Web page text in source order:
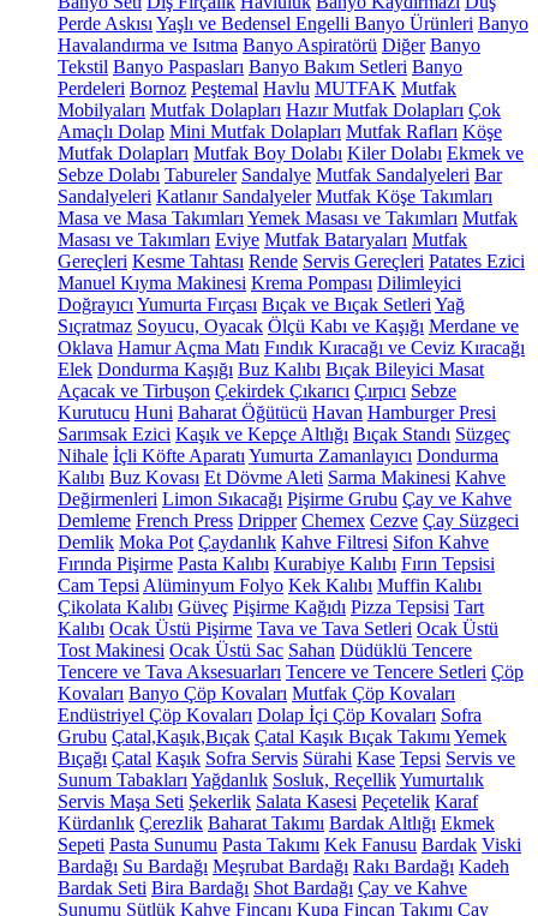
Perde Askısı Yaşlı ve Bedensel Engelli Banyo Ürünleri Banyo
Havalandırma ve Isıtma Banyo Aspiratörü Diğer Banyo
Tekstil Banyo Paspasları Banyo Bakım Setleri Banyo
Perdeleri Bornoz Peştemal Havlu MUTFAK Mutfak
Mobilyaları Mutfak Dolapları Hazır Mutfak Dolapları Çok
Amaçlı Dolap Mini Mutfak Dolapları Mutfak Rafları Köşe
Mutfak Dolapları Mutfak Boy Dolabı Kiler Dolabı Ekmek ve
Sebze Dolabı Tabureler Sandalye Mutfak Sandalyeleri Bar
Sandalyeleri Katlanır Sandalyeler Mutfak Köşe Takımları
Masa ve Masa Takımları Yemek Masası ve Takımları Mutfak
Masası ve Takımları Eviye Mutfak Bataryaları Mutfak
Gereçleri Kesme Tahtası Rende Servis Gereçleri Patates Ezici
Manuel Kıyma Makinesi Krema Pompası Dilimleyici
Doğrayıcı Yumurta Fırçası Bıçak ve Bıçak Setleri Yağ
Sıçratmaz Soyucu, Oyacak Ölçü Kabı ve Kaşığı Merdane ve
Oklava Hamur Açma Matı Fındık Kıracağı ve Ceviz Kıracağı
Elek Dondurma Kaşığı Buz Kalıbı Bıçak Bileyici Masat
Açacak ve Tirbuşon Çekirdek Çıkarıcı Çırpıcı Sebze
Kurutucu Huni Baharat Öğütücü Havan Hamburger Presi
Sarımsak Ezici Kaşık ve Kepçe Altlığı Bıçak Standı Süzgeç
Nihale İçli Köfte Aparatı Yumurta Zamanlayıcı Dondurma
Kalıbı Buz Kovası Et Dövme Aleti Sarma Makinesi Kahve
Değirmenleri Limon Sıkacağı Pişirme Grubu Çay ve Kahve
Demleme French Press Dripper Chemex Cezve Çay Süzgeci
Demlik Moka Pot Çaydanlık Kahve Filtresi Sifon Kahve
Fırında Pişirme Pasta Kalıbı Kurabiye Kalıbı Fırın Tepsisi
Cam Tepsi Alüminyum Folyo Kek Kalıbı Muffin Kalıbı
Çikolata Kalıbı Güveç Pişirme Kağıdı Pizza Tepsisi Tart
Kalıbı Ocak Üstü Pişirme Tava ve Tava Setleri Ocak Üstü
Tost Makinesi Ocak Üstü Sac Sahan Düdüklü Tencere
Tencere ve Tava Aksesuarları Tencere ve Tencere Setleri Çöp
Kovaları Banyo Çöp Kovaları Mutfak Çöp Kovaları
Endüstriyel Çöp Kovaları Dolap İçi Çöp Kovaları Sofra
Grubu Çatal,Kaşık,Bıçak Çatal Kaşık Bıçak Takımı Yemek
Bıçağı Çatal Kaşık Sofra Servis Sürahi Kase Tepsi Servis ve
Sunum Tabakları Yağdanlık Sosluk, ReçellikYumurtalık
Servis Maşa Seti Şekerlik Salata Kasesi Peçetelik Karaf
Kürdanlık Çerezlik Baharat Takımı Bardak Altlığı Ekmek
Sepeti Pasta Sunumu Pasta Takımı Kek Fanusu Bardak Viski
Bardağı Su Bardağı Meşrubat Bardağı Rakı Bardağı Kadeh
Bardak Seti Bira Bardağı Shot Bardağı Çay ve Kahve
Sunumu Sütlük Kahve Fincanı Kupa Fincan Takımı Çay